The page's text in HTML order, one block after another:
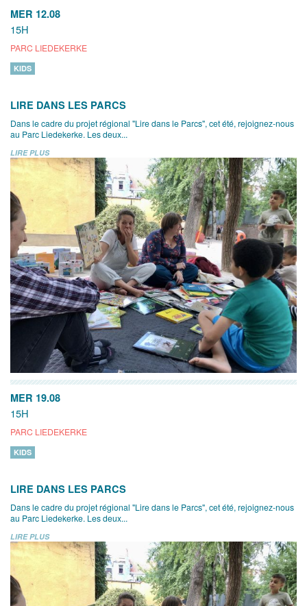
MER 12.08
15H
PARC LIEDEKERKE
KIDS
LIRE DANS LES PARCS
Dans le cadre du projet régional "Lire dans le Parcs", cet été, rejoignez-nous
au Parc Liedekerke. Les deux...
LIRE PLUS
MER 19.08
15H
PARC LIEDEKERKE
KIDS
LIRE DANS LES PARCS
Dans le cadre du projet régional "Lire dans le Parcs", cet été, rejoignez-nous
au Parc Liedekerke. Les deux...
LIRE PLUS